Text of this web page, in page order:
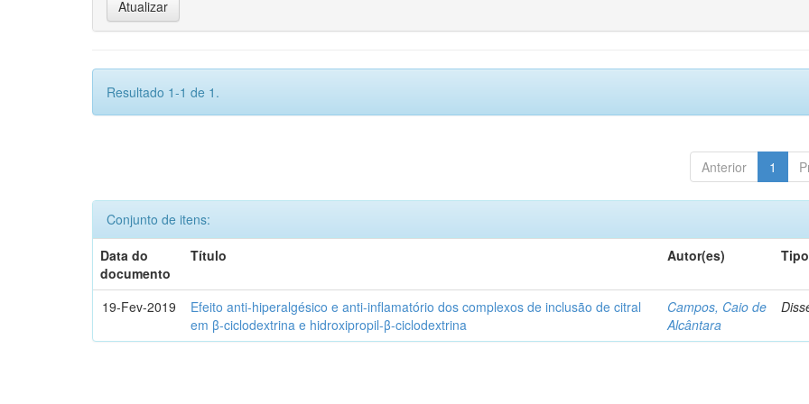
Resultado 1-1 de 1.
Anterior 1
Conjunto de itens:
Data do
documento
Título Autor(es) Tipo
19-Fev-2019
Efeito anti-hiperalgésico e anti-inflamatório dos complexos de inclusão de citral
em β-ciclodextrina e hidroxipropil-β-ciclodextrina
Campos, Caio de
Alcântara